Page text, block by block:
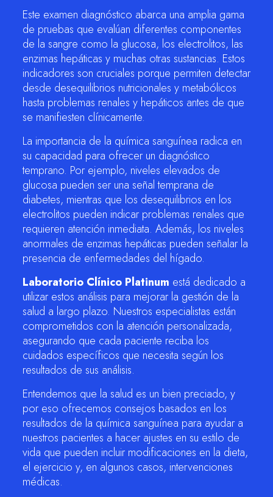
Este examen diagnóstico abarca una amplia gama
de pruebas que evalúan diferentes componentes
de la sangre como la glucosa, los electrolitos, las
enzimas hepáticas y muchas otras sustancias. Estos
indicadores son cruciales porque permiten detectar
desde desequilibrios nutricionales y metabólicos
hasta problemas renales y hepáticos antes de que
se manifiesten clínicamente.
La importancia de la química sanguínea radica en
su capacidad para ofrecer un diagnóstico
temprano. Por ejemplo, niveles elevados de
glucosa pueden ser una señal temprana de
diabetes, mientras que los desequilibrios en los
electrolitos pueden indicar problemas renales que
requieren atención inmediata. Además, los niveles
anormales de enzimas hepáticas pueden señalar la
presencia de enfermedades del hígado.
Laboratorio Clínico Platinum está dedicado a
utilizar estos análisis para mejorar la gestión de la
salud a largo plazo. Nuestros especialistas están
comprometidos con la atención personalizada,
asegurando que cada paciente reciba los
cuidados específicos que necesita según los
resultados de sus análisis.
Entendemos que la salud es un bien preciado, y
por eso ofrecemos consejos basados en los
resultados de la química sanguínea para ayudar a
nuestros pacientes a hacer ajustes en su estilo de
vida que pueden incluir modificaciones en la dieta,
el ejercicio y, en algunos casos, intervenciones
médicas.